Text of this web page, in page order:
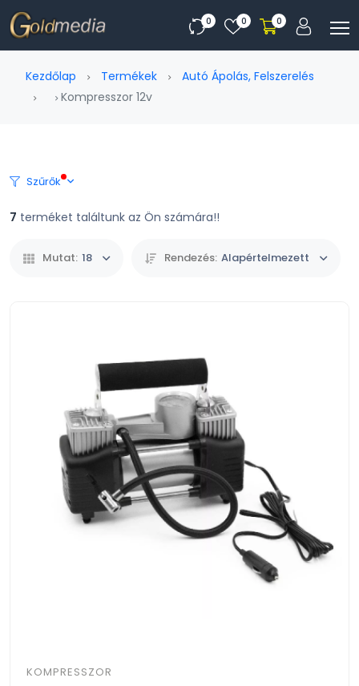
0 0 0
Kezdőlap Termékek
Autó Ápolás, Felszerelés
Kompresszor 12v
Szűrők
7 terméket találtunk az Ön számára!!
Mutat: 18 Rendezés: Alapértelmezett
KOMPRESSZOR